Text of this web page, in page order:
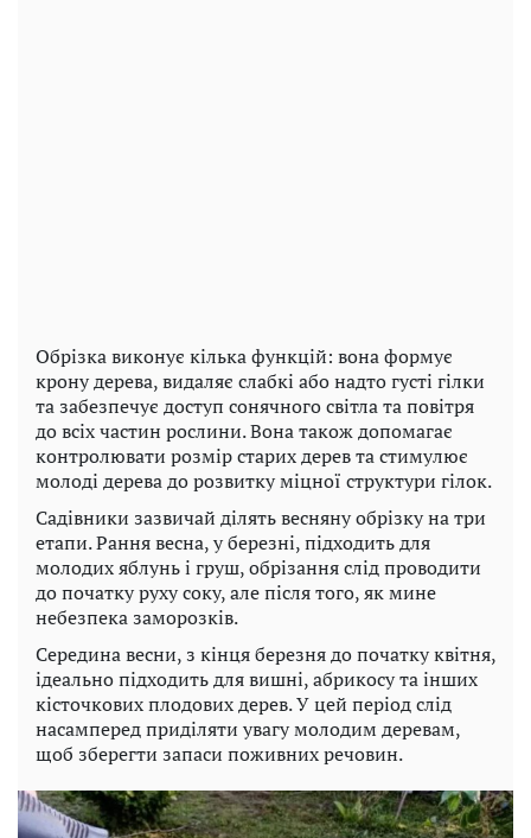
Обрізка виконує кілька функцій: вона формує
крону дерева, видаляє слабкі або надто густі гілки
та забезпечує доступ сонячного світла та повітря
до всіх частин рослини. Вона також допомагає
контролювати розмір старих дерев та стимулює
молоді дерева до розвитку міцної структури гілок.
Садівники зазвичай ділять весняну обрізку на три
етапи. Рання весна, у березні, підходить для
молодих яблунь і груш, обрізання слід проводити
до початку руху соку, але після того, як мине
небезпека заморозків.
Середина весни, з кінця березня до початку квітня,
ідеально підходить для вишні, абрикосу та інших
кісточкових плодових дерев. У цей період слід
насамперед приділяти увагу молодим деревам,
щоб зберегти запаси поживних речовин.